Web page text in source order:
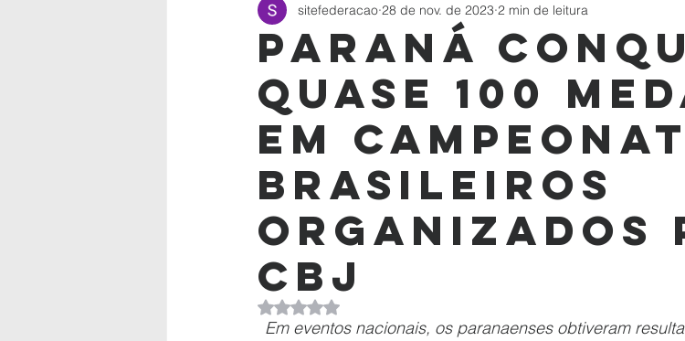
Paraná
quase 100
em
Brasileiros
organizados
CBJ
sitefederacao 28 de nov. de 2023 2 min de leitura
Avaliado com NaN de 5 estrelas.
Em eventos nacionais, os paranaenses obtiveram